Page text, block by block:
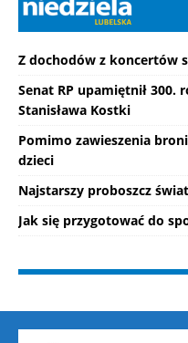
Z dochodów z koncertów
Senat RP upamiętnił 300.
Stanisława Kostki
Pomimo zawieszenia
dzieci
Najstarszy proboszcz
Jak się przygotować do